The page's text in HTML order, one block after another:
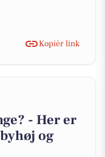
Kopiér link
- Her er
og